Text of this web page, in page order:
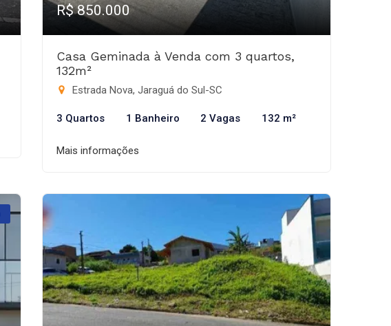
R$ 850.000
Casa Geminada à Venda com 3 quartos,
132m²
Estrada Nova, Jaraguá do Sul-SC
3 Quartos 1 Banheiro 2 Vagas 132 m²
Mais informações